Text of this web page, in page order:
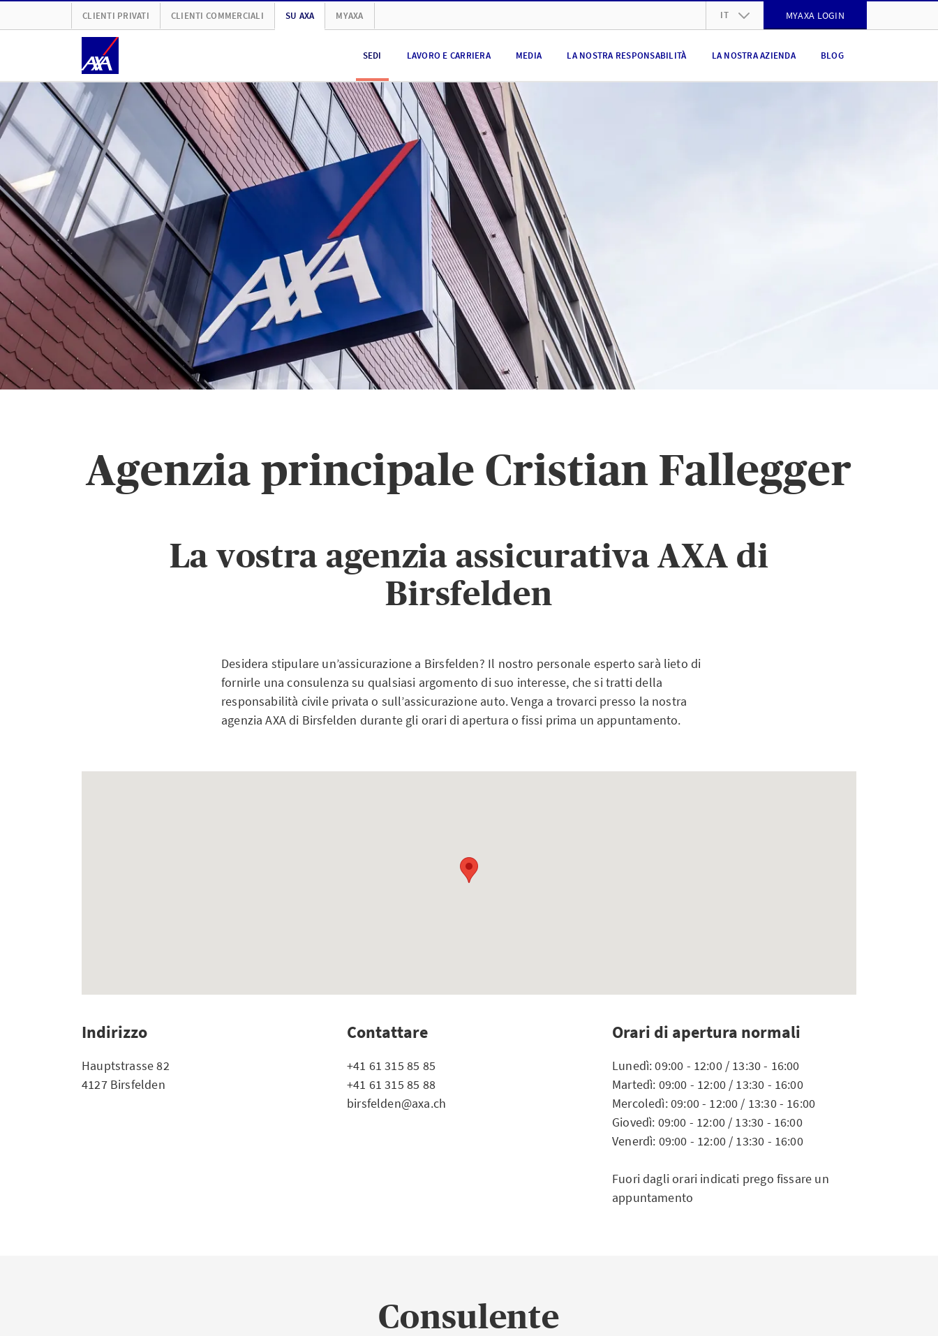
CLIENTI PRIVATI CLIENTI COMMERCIALI SU AXA MYAXA IT MYAXA LOGIN
SEDI LAVORO E CARRIERA MEDIA LA NOSTRA RESPONSABILITÀ LA NOSTRA AZIENDA BLOG
Agenzia principale Cristian Fallegger
La vostra agenzia assicurativa AXA di
Birsfelden
Desidera stipulare un’assicurazione a Birsfelden? Il nostro personale esperto sarà lieto di
fornirle una consulenza su qualsiasi argomento di suo interesse, che si tratti della
responsabilità civile privata o sull’assicurazione auto. Venga a trovarci presso la nostra
agenzia AXA di Birsfelden durante gli orari di apertura o fissi prima un appuntamento.
Indirizzo
Hauptstrasse 82
4127 Birsfelden
Contattare
+41 61 315 85 85
+41 61 315 85 88
birsfelden@axa.ch
Orari di apertura normali
Lunedì: 09:00 - 12:00 / 13:30 - 16:00
Martedì: 09:00 - 12:00 / 13:30 - 16:00
Mercoledì: 09:00 - 12:00 / 13:30 - 16:00
Giovedì: 09:00 - 12:00 / 13:30 - 16:00
Venerdì: 09:00 - 12:00 / 13:30 - 16:00
Fuori dagli orari indicati prego fissare un
appuntamento
Consulente